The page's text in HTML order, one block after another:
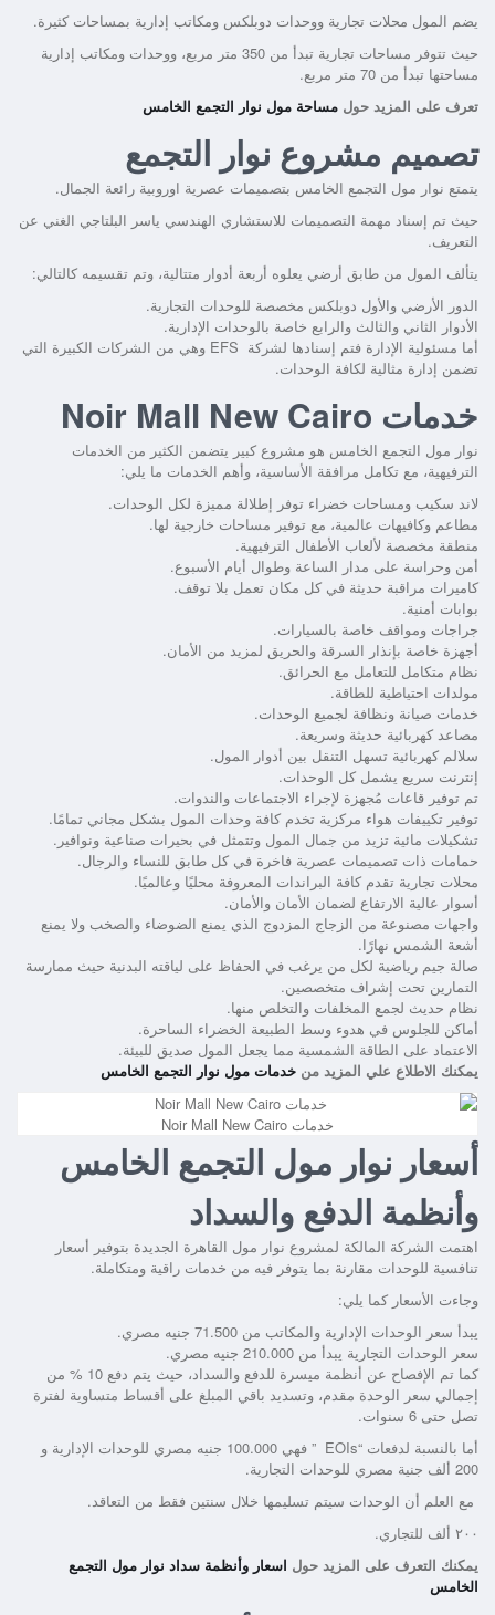
يضم المول محلات تجارية ووحدات دوبلكس ومكاتب إدارية بمساحات كثيرة.
حيث تتوفر مساحات تجارية تبدأ من 350 متر مربع، ووحدات ومكاتب إدارية
مساحتها تبدأ من 70 متر مربع.
تعرف على المزيد حول مساحة مول نوار التجمع الخامس
تصميم مشروع نوار التجمع
يتمتع نوار مول التجمع الخامس بتصميمات عصرية اوروبية رائعة الجمال.
حيث تم إسناد مهمة التصميمات للاستشاري الهندسي ياسر البلتاجي الغني عن
التعريف.
يتألف المول من طابق أرضي يعلوه أربعة أدوار متتالية، وتم تقسيمه كالتالي:
الدور الأرضي والأول دوبلكس مخصصة للوحدات التجارية.
الأدوار الثاني والثالث والرابع خاصة بالوحدات الإدارية.
أما مسئولية الإدارة فتم إسنادها لشركة EFS وهي من الشركات الكبيرة التي
تضمن إدارة مثالية لكافة الوحدات.
خدمات Noir Mall New Cairo
نوار مول التجمع الخامس هو مشروع كبير يتضمن الكثير من الخدمات
الترفيهية، مع تكامل مرافقة الأساسية، وأهم الخدمات ما يلي:
لاند سكيب ومساحات خضراء توفر إطلالة مميزة لكل الوحدات.
مطاعم وكافيهات عالمية، مع توفير مساحات خارجية لها.
منطقة مخصصة لألعاب الأطفال الترفيهية.
أمن وحراسة على مدار الساعة وطوال أيام الأسبوع.
كاميرات مراقبة حديثة في كل مكان تعمل بلا توقف.
بوابات أمنية.
جراجات ومواقف خاصة بالسيارات.
أجهزة خاصة بإنذار السرقة والحريق لمزيد من الأمان.
نظام متكامل للتعامل مع الحرائق.
مولدات احتياطية للطاقة.
خدمات صيانة ونظافة لجميع الوحدات.
مصاعد كهربائية حديثة وسريعة.
سلالم كهربائية تسهل التنقل بين أدوار المول.
إنترنت سريع يشمل كل الوحدات.
تم توفير قاعات مُجهزة لإجراء الاجتماعات والندوات.
توفير تكييفات هواء مركزية تخدم كافة وحدات المول بشكل مجاني تمامًا.
تشكيلات مائية تزيد من جمال المول وتتمثل في بحيرات صناعية ونوافير.
حمامات ذات تصميمات عصرية فاخرة في كل طابق للنساء والرجال.
محلات تجارية تقدم كافة البراندات المعروفة محليًا وعالميًا.
أسوار عالية الارتفاع لضمان الأمان والأمان.
واجهات مصنوعة من الزجاج المزدوج الذي يمنع الضوضاء والصخب ولا يمنع
أشعة الشمس نهارًا.
صالة جيم رياضية لكل من يرغب في الحفاظ على لياقته البدنية حيث ممارسة
التمارين تحت إشراف متخصصين.
نظام حديث لجمع المخلفات والتخلص منها.
أماكن للجلوس في هدوء وسط الطبيعة الخضراء الساحرة.
الاعتماد على الطاقة الشمسية مما يجعل المول صديق للبيئة.
يمكنك الاطلاع علي المزيد من خدمات مول نوار التجمع الخامس
خدمات Noir Mall New Cairo
أسعار نوار مول التجمع الخامس
وأنظمة الدفع والسداد
اهتمت الشركة المالكة لمشروع نوار مول القاهرة الجديدة بتوفير أسعار
تنافسية للوحدات مقارنة بما يتوفر فيه من خدمات راقية ومتكاملة.
وجاءت الأسعار كما يلي:
يبدأ سعر الوحدات الإدارية والمكاتب من 71.500 جنيه مصري.
سعر الوحدات التجارية يبدأ من 210.000 جنيه مصري.
كما تم الإفصاح عن أنظمة ميسرة للدفع والسداد، حيث يتم دفع 10 % من
إجمالي سعر الوحدة مقدم، وتسديد باقي المبلغ على أقساط متساوية لفترة
تصل حتى 6 سنوات.
أما بالنسبة لدفعات “EOIs ” فهي 100.000 جنيه مصري للوحدات الإدارية و
200 ألف جنية مصري للوحدات التجارية.
مع العلم أن الوحدات سيتم تسليمها خلال سنتين فقط من التعاقد.
٢٠٠ ألف للتجاري.
يمكنك التعرف على المزيد حول اسعار وأنظمة سداد نوار مول التجمع
الخامس